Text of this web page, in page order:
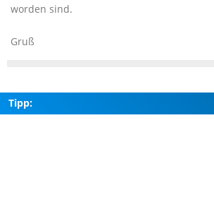
worden sind.
Gruß
Tipp: